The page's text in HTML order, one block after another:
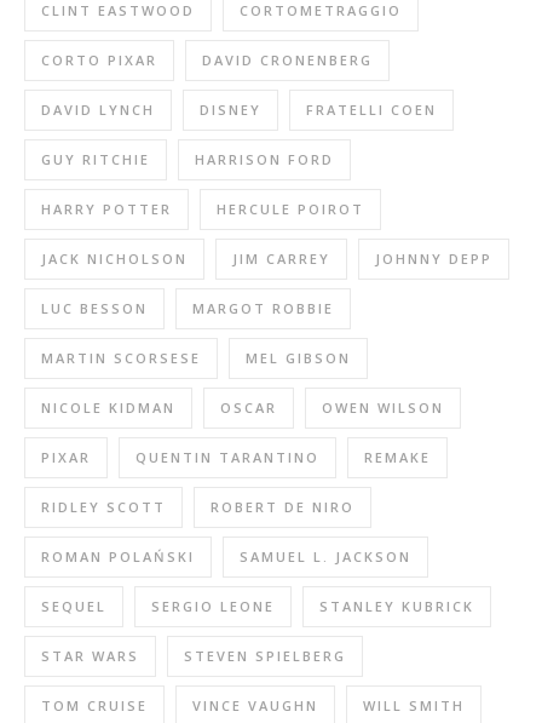
CLINT EASTWOOD CORTOMETRAGGIO
CORTO PIXAR DAVID CRONENBERG
DAVID LYNCH DISNEY FRATELLI COEN
GUY RITCHIE HARRISON FORD
HARRY POTTER HERCULE POIROT
JACK NICHOLSON JIM CARREY JOHNNY DEPP
LUC BESSON MARGOT ROBBIE
MARTIN SCORSESE MEL GIBSON
NICOLE KIDMAN OSCAR OWEN WILSON
PIXAR QUENTIN TARANTINO REMAKE
RIDLEY SCOTT ROBERT DE NIRO
ROMAN POLAŃSKI SAMUEL L. JACKSON
SEQUEL SERGIO LEONE STANLEY KUBRICK
STAR WARS STEVEN SPIELBERG
TOM CRUISE VINCE VAUGHN WILL SMITH